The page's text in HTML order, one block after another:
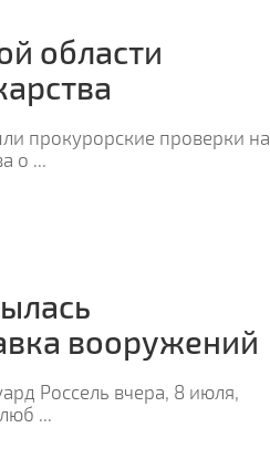
области
прокурорские проверки на
о ...
вооружений
Россель вчера, 8 июля,
...